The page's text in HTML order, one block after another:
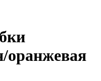
оранжевая